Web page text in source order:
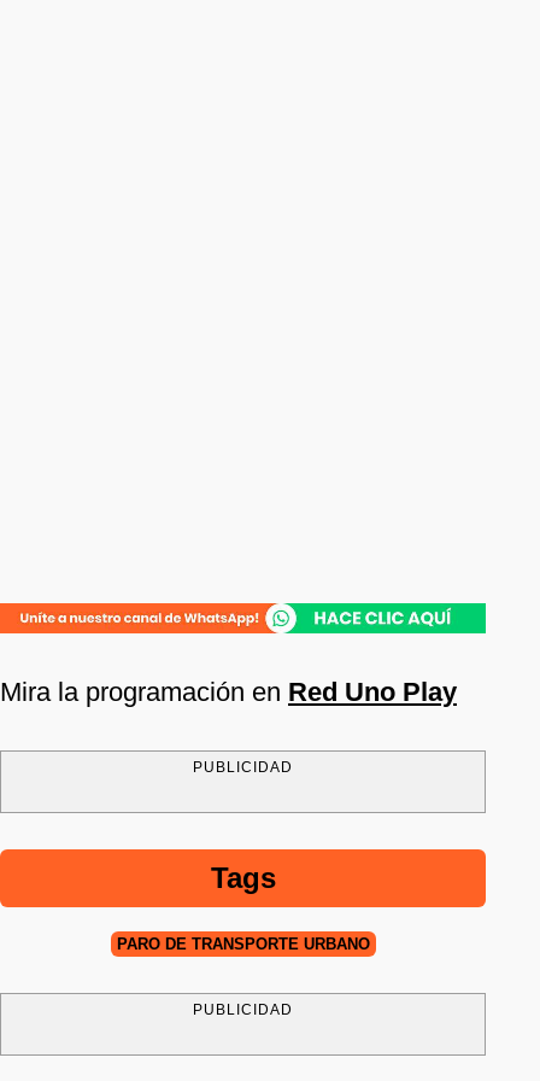
Mira la programación en Red Uno Play
PUBLICIDAD
Tags
PARO DE TRANSPORTE URBANO
PUBLICIDAD